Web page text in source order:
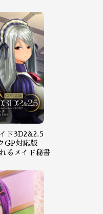
ド3D2&2.5
GP対応版
るメイド秘書